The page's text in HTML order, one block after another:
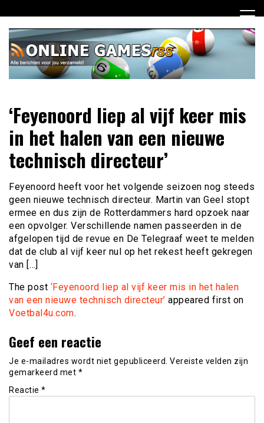
naar
inhoud
Online Games RSS
verzameld
‘Feyenoord liep al vijf keer mis
in het halen van een nieuwe
technisch directeur’
Feyenoord heeft voor het volgende seizoen nog steeds
geen nieuwe technisch directeur. Martin van Geel stopt
ermee en dus zijn de Rotterdammers hard opzoek naar
een opvolger. Verschillende namen passeerden in de
afgelopen tijd de revue en De Telegraaf weet te melden
dat de club al vijf keer nul op het rekest heeft gekregen
van […]
The post ‘Feyenoord liep al vijf keer mis in het halen
van een nieuwe technisch directeur’ appeared first on
Voetbal4u.com.
Geef een reactie
Je e-mailadres wordt niet gepubliceerd. Vereiste velden zijn
gemarkeerd met *
Reactie *